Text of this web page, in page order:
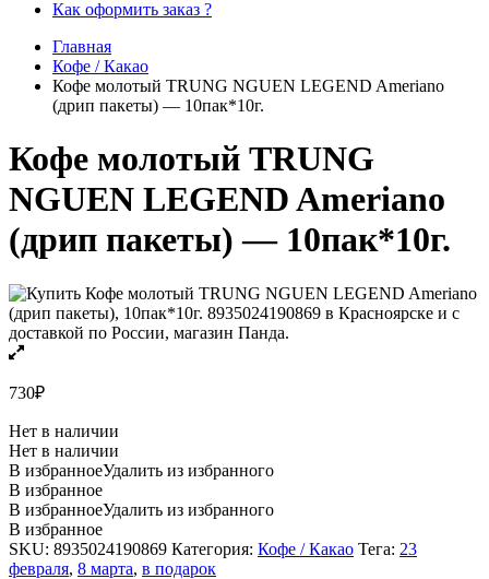
Как оформить заказ ?
Главная
Кофе / Какао
Кофе молотый TRUNG NGUEN LEGEND Ameriano
(дрип пакеты) — 10пак*10г.
Кофе молотый TRUNG
NGUEN LEGEND Ameriano
(дрип пакеты) — 10пак*10г.
730₽
Нет в наличии
Нет в наличии
В избранноеУдалить из избранного
В избранное
В избранноеУдалить из избранного
В избранное
SKU: 8935024190869 Категория: Кофе / Какао Тега: 23
февраля, 8 марта, в подарок